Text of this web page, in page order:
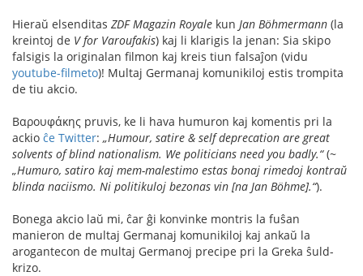
Hieraŭ elsenditas ZDF Magazin Royale kun Jan Böhmermann (la
kreintoj de V for Varoufakis) kaj li klarigis la jenan: Sia skipo
falsigis la originalan filmon kaj kreis tiun falsaĵon (vidu
youtube-filmeto)! Multaj Germanaj komunikiloj estis trompita
de tiu akcio.
Βαρουφάκης pruvis, ke li hava humuron kaj komentis pri la
ackio ĉe Twitter: „Humour, satire & self deprecation are great
solvents of blind nationalism. We politicians need you badly.“(~
„Humuro, satiro kaj mem-malestimo estas bonaj rimedoj kontraŭ
blinda naciismo. Ni politikuloj bezonas vin [na Jan Böhme].“).
Bonega akcio laŭ mi, ĉar ĝi konvinke montris la fuŝan
manieron de multaj Germanaj komunikiloj kaj ankaŭ la
arogantecon de multaj Germanoj precipe pri la Greka ŝuld-
krizo.